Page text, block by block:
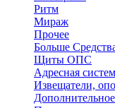
Ритм
Мираж
Прочее
Больше
Щиты ОПС
Адресная
Извещатели,